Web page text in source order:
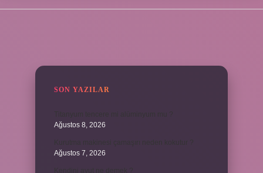
SON YAZILAR
Ağustos 8, 2026
Ağustos 7, 2026